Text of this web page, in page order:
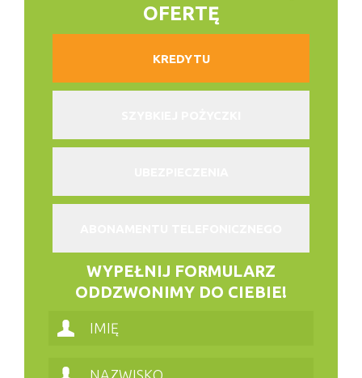
OFERTĘ
KREDYTU
WYPEŁNIJ FORMULARZ
ODDZWONIMY DO CIEBIE!